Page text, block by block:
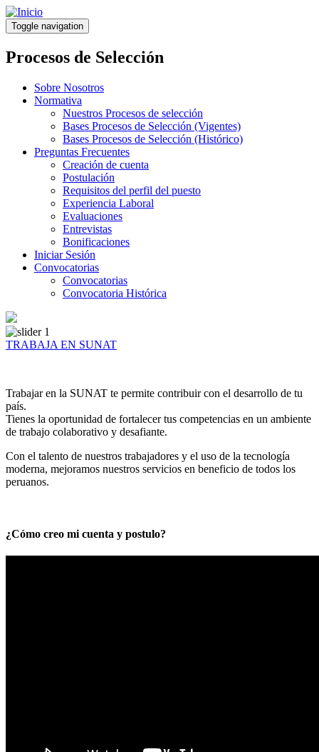
Pasar
al
contenido
principal
Toggle navigation
Procesos de Selección
Sobre Nosotros
Normativa
Nuestros Procesos de selección
Bases Procesos de Selección (Vigentes)
Bases Procesos de Selección (Histórico)
Preguntas Frecuentes
Creación de cuenta
Postulación
Requisitos del perfil del puesto
Experiencia Laboral
Evaluaciones
Entrevistas
Bonificaciones
Iniciar Sesión
Convocatorias
Convocatorias
Convocatoria Histórica
TRABAJA EN SUNAT
Trabajar en la SUNAT te permite contribuir con el desarrollo de tu
país.
Tienes la oportunidad de fortalecer tus competencias en un ambiente
de trabajo colaborativo y desafiante.
Con el talento de nuestros trabajadores y el uso de la tecnología
moderna, mejoramos nuestros servicios en beneficio de todos los
peruanos.
¿Cómo creo mi cuenta y postulo?